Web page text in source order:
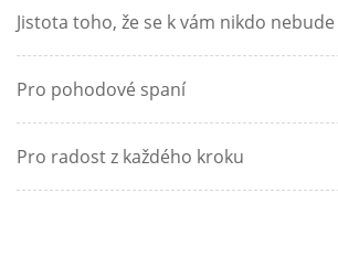
Jistota toho, že se k vám nikdo
Pro pohodové spaní
Pro radost z každého kroku